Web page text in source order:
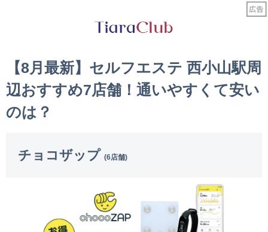
【8月最新】セルフエステ 西小山駅周
辺おすすめ7店舗！通いやすくて安い
のは？
チョコザップ (6店舗)